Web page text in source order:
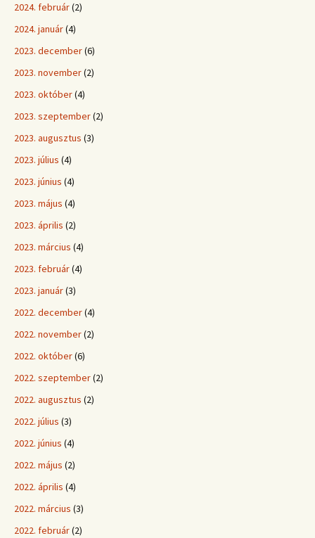
2024. február(2)
2024. január(4)
2023. december(6)
2023. november(2)
2023. október(4)
2023. szeptember(2)
2023. augusztus (3)
2023. július (4)
2023. június (4)
2023. május (4)
2023. április (2)
2023. március (4)
2023. február(4)
2023. január(3)
2022. december(4)
2022. november(2)
2022. október(6)
2022. szeptember(2)
2022. augusztus (2)
2022. július (3)
2022. június (4)
2022. május (2)
2022. április (4)
2022. március (3)
2022. február(2)